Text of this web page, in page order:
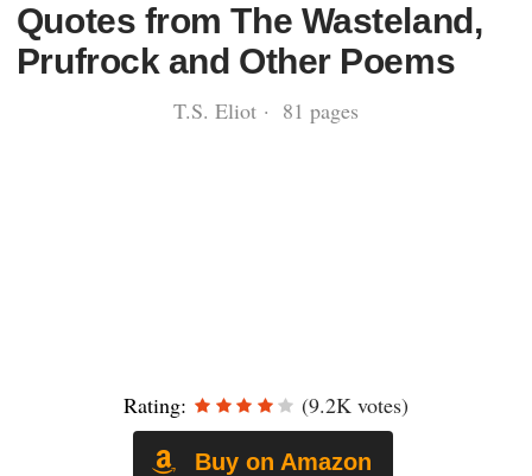
Quotes from The Wasteland,
Prufrock and Other Poems
T.S. Eliot · 81 pages
Rating: (9.2K votes)
Buy on Amazon